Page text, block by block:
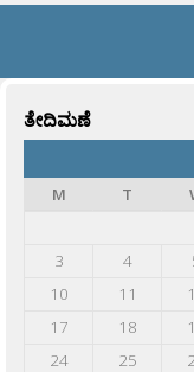
ತೇದಿಮಣೆ
M
T
3
4
10
11
17
18
24
25